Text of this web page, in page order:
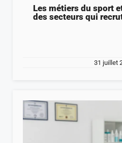
Les métiers du sport
des secteurs qui
31 juillet